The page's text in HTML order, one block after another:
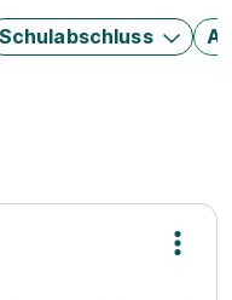
Schulabschluss